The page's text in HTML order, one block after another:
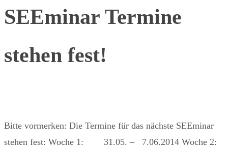
SEEminar Termine
stehen fest!
Bitte vormerken: Die Termine für das nächste SEEminar
stehen fest: Woche 1: 31.05. – 7.06.2014 Woche 2: